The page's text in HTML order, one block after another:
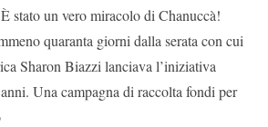
stato un vero miracolo di Chanuccà!
quaranta giorni dalla serata con cui
Sharon Biazzi lanciava l’iniziativa
Una campagna di raccolta fondi per